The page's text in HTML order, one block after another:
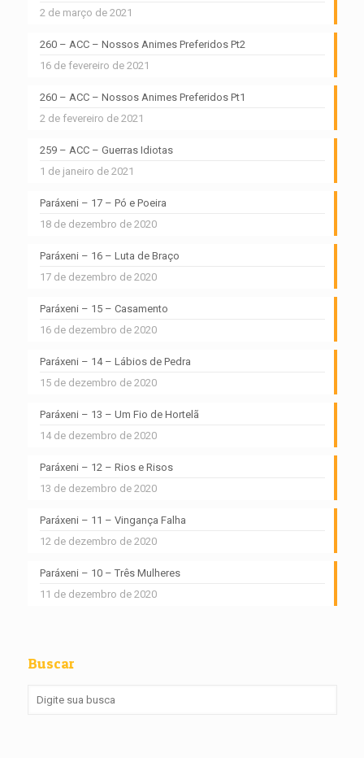
2 de março de 2021
260 – ACC – Nossos Animes Preferidos Pt2
16 de fevereiro de 2021
260 – ACC – Nossos Animes Preferidos Pt1
2 de fevereiro de 2021
259 – ACC – Guerras Idiotas
1 de janeiro de 2021
Paráxeni – 17 – Pó e Poeira
18 de dezembro de 2020
Paráxeni – 16 – Luta de Braço
17 de dezembro de 2020
Paráxeni – 15 – Casamento
16 de dezembro de 2020
Paráxeni – 14 – Lábios de Pedra
15 de dezembro de 2020
Paráxeni – 13 – Um Fio de Hortelã
14 de dezembro de 2020
Paráxeni – 12 – Rios e Risos
13 de dezembro de 2020
Paráxeni – 11 – Vingança Falha
12 de dezembro de 2020
Paráxeni – 10 – Três Mulheres
11 de dezembro de 2020
Buscar